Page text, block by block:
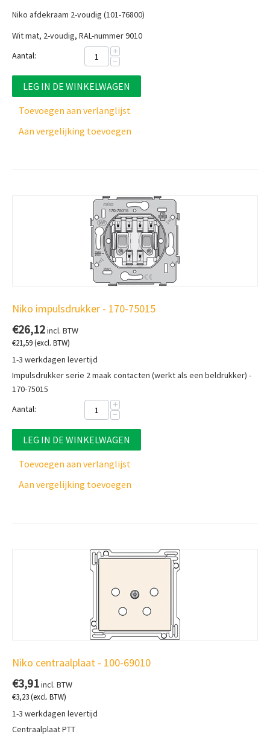
Niko afdekraam 2-voudig (101-76800)
Wit mat, 2-voudig, RAL-nummer 9010
Aantal:
+
−
LEG IN DE WINKELWAGEN
Toevoegen aan verlanglijst
Aan vergelijking toevoegen
Niko impulsdrukker - 170-75015
€26,12incl. BTW
€21,59(excl. BTW)
1-3 werkdagen levertijd
Impulsdrukker serie 2 maak contacten (werkt als een beldrukker) -
170-75015
Aantal:
+
−
LEG IN DE WINKELWAGEN
Toevoegen aan verlanglijst
Aan vergelijking toevoegen
Niko centraalplaat - 100-69010
€3,91incl. BTW
€3,23(excl. BTW)
1-3 werkdagen levertijd
Centraalplaat PTT